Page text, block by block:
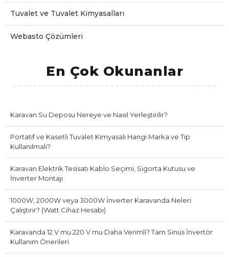
Tuvalet ve Tuvalet Kimyasalları
Webasto Çözümleri
En Çok Okunanlar
Karavan Su Deposu Nereye ve Nasıl Yerleştirilir?
Portatif ve Kasetli Tuvalet Kimyasalı Hangi Marka ve Tip
Kullanılmalı?
Karavan Elektrik Tesisatı Kablo Seçimi, Sigorta Kutusu ve
İnverter Montajı
1000W, 2000W veya 3000W İnverter Karavanda Neleri
Çalıştırır? (Watt Cihaz Hesabı)
Karavanda 12 V mu 220 V mu Daha Verimli? Tam Sinüs İnvertör
Kullanım Önerileri